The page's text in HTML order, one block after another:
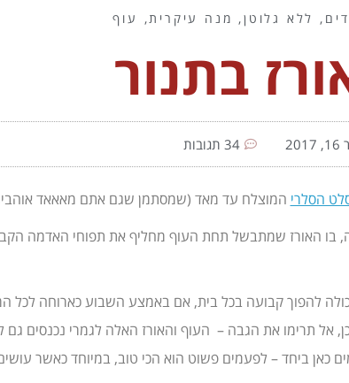
, ללא גלוטן, מנה עיקרית, עוף
בתנור
34 תגובות
הסלרי המוצלח עד מאד (שמסתמן שגם אתם מאאאד
האורז שמתבשל תחת העוף מחליף את תפוחי האדמה
להפוך קבועה בכל בית, אם באמצע השבוע כארוחה לכל
אל תרימו את הגבה – העוף והאורז האלה לגמרי נכנסים גם
ביחד – לפעמים פשוט הוא הכי טוב, במיוחד כאשר